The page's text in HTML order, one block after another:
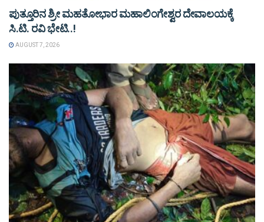
ಪುತ್ತೂರಿನ ಶ್ರೀ ಮಹತೋಭಾರ ಮಹಾಲಿಂಗೇಶ್ವರ ದೇವಾಲಯಕ್ಕೆ
ಸಿ.ಟಿ. ರವಿ ಭೇಟಿ..!
AUGUST 7, 2026